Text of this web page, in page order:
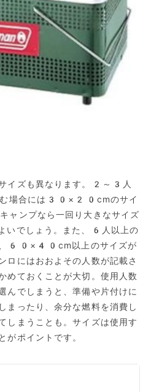
イズも異なります。2～3人
む場合には30×20cmのサイ
ャンプなら一回り大きなサイズ
でしょう。また、6人以上の
、60×40cm以上のサイズが
ロにはおおよその人数が記載さ
めておくことが大切。使用人数
んでしまうと、準備や片付けに
まったり、余分な燃料を消費し
しまうことも。サイズは使用す
がポイントです。